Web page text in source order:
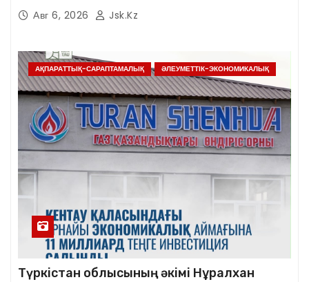
Авг 6, 2026 Jsk.kz
АҚПАРАТТЫҚ-САРАПТАМАЛЫҚ ӘЛЕУМЕТТІК-ЭКОНОМИКАЛЫҚ
Түркістан облысының әкімі Нұралхан